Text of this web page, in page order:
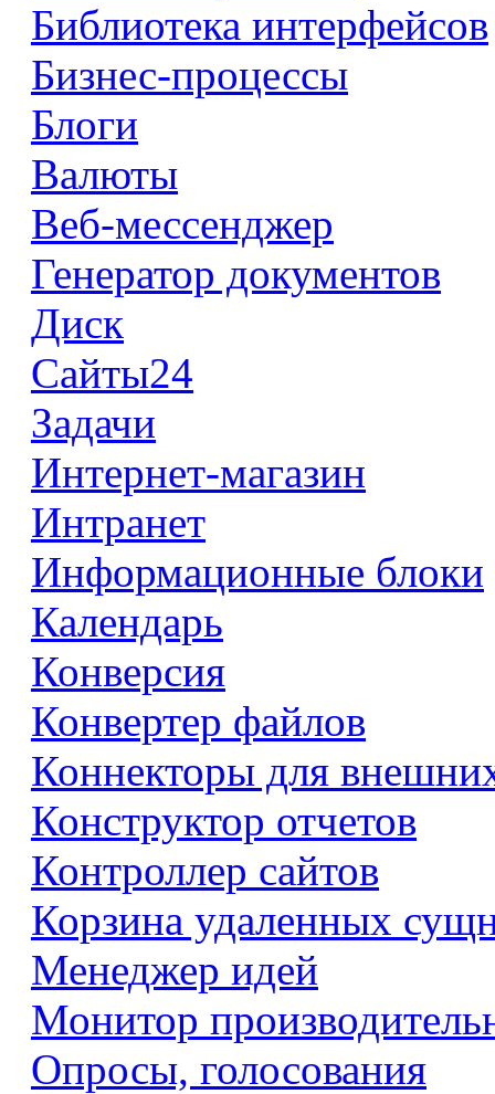
Библиотека интерфейсов
Бизнес-процессы
Блоги
Валюты
Веб-мессенджер
Генератор документов
Диск
Сайты24
Задачи
Интернет-магазин
Интранет
Информационные блоки
Календарь
Конверсия
Конвертер файлов
Коннекторы для
Конструктор отчетов
Контроллер сайтов
Корзина удаленных
Менеджер идей
Монитор
Опросы, голосования